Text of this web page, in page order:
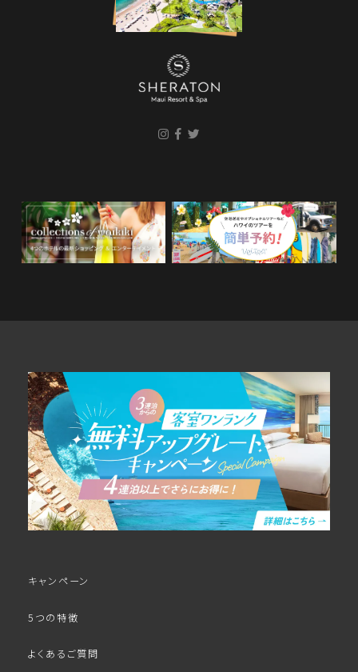
キャンペーン
5つの特徴
よくあるご質問